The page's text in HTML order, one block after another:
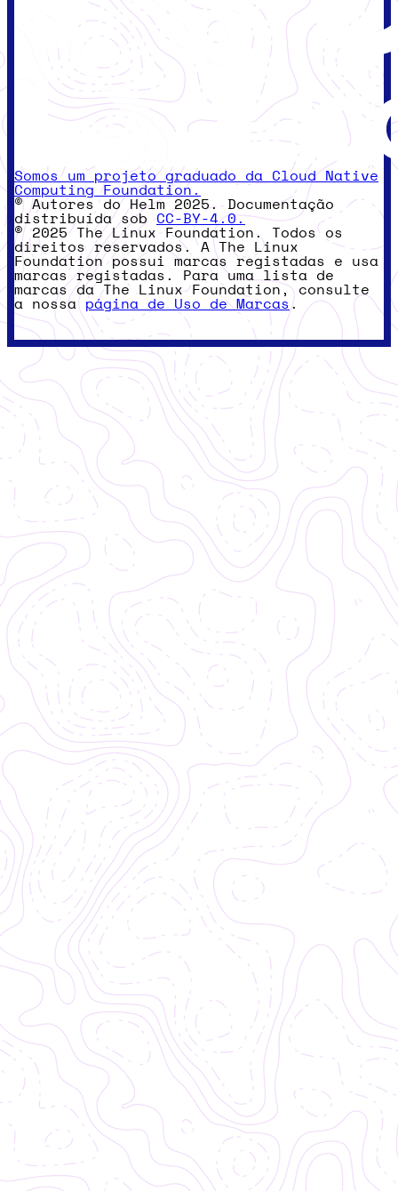
Somos um projeto graduado da Cloud Native
Computing Foundation.
© Autores do Helm 2025. Documentação
distribuída sobCC-BY-4.0.
© 2025 The Linux Foundation. Todos os
direitos reservados. A The Linux
Foundation possui marcas registadas e usa
marcas registadas. Para uma lista de
marcas da The Linux Foundation, consulte
a nossa página de Uso de Marcas.